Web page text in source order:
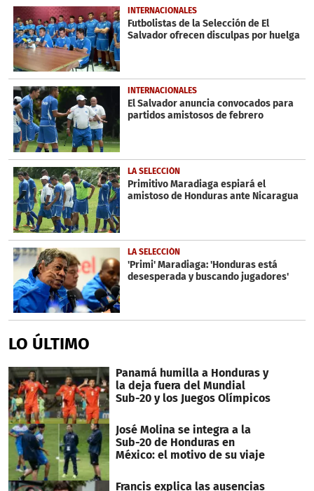
4
minutes,
51
seconds
INTERNACIONALES
Futbolistas de la Selección de El
Salvador ofrecen disculpas por huelga
INTERNACIONALES
El Salvador anuncia convocados para
partidos amistosos de febrero
LA SELECCIÓN
Primitivo Maradiaga espiará el
amistoso de Honduras ante Nicaragua
LA SELECCIÓN
'Primi' Maradiaga: 'Honduras está
desesperada y buscando jugadores'
LO ÚLTIMO
Panamá humilla a Honduras y
la deja fuera del Mundial
Sub-20 y los Juegos Olímpicos
José Molina se integra a la
Sub-20 de Honduras en
México: el motivo de su viaje
Francis explica las ausencias